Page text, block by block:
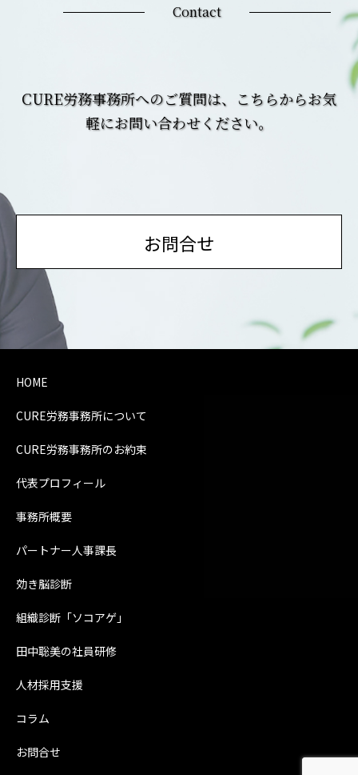
Contact
CURE労務事務所へのご質問は、こちらからお気
軽にお問い合わせください。
お問合せ
HOME
CURE労務事務所について
CURE労務事務所のお約束
代表プロフィール
事務所概要
パートナー人事課長
効き脳診断
組織診断「ソコアゲ」
田中聡美の社員研修
人材採用支援
コラム
お問合せ